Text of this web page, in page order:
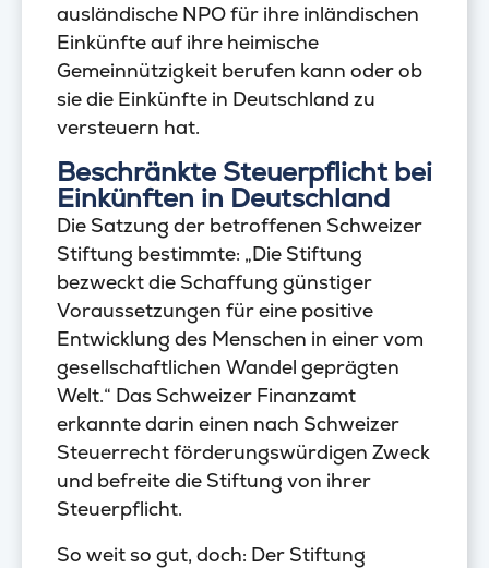
ausländische NPO für ihre inländischen
Einkünfte auf ihre heimische
Gemeinnützigkeit berufen kann oder ob
sie die Einkünfte in Deutschland zu
versteuern hat.
Beschränkte Steuerpflicht bei
Einkünften in Deutschland
Die Satzung der betroffenen Schweizer
Stiftung bestimmte: „Die Stiftung
bezweckt die Schaffung günstiger
Voraussetzungen für eine positive
Entwicklung des Menschen in einer vom
gesellschaftlichen Wandel geprägten
Welt.“ Das Schweizer Finanzamt
erkannte darin einen nach Schweizer
Steuerrecht förderungswürdigen Zweck
und befreite die Stiftung von ihrer
Steuerpflicht.
So weit so gut, doch: Der Stiftung